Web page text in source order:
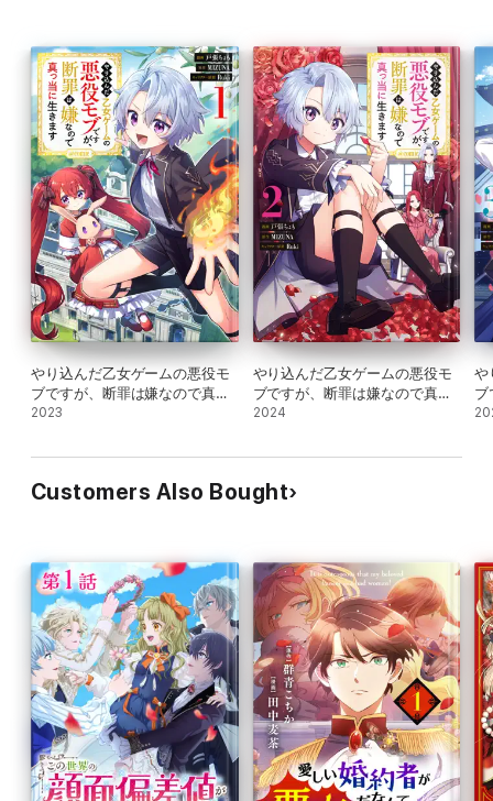
やり込んだ乙女ゲームの悪役モ
ブですが、断罪は嫌なので真っ
当に生きます@COMIC 第1巻
2023
やり込んだ乙女ゲームの悪役モ
ブですが、断罪は嫌なので真っ
当に生きます@COMIC 第2巻
2024
や
ブ
当
Customers Also Bought